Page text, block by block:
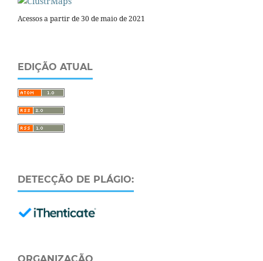
Acessos a partir de 30 de maio de 2021
EDIÇÃO ATUAL
DETECÇÃO DE PLÁGIO: